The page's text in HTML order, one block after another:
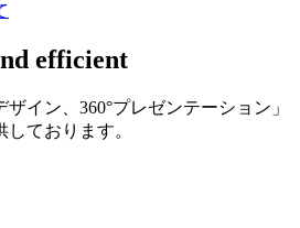
efficient
イン、360°プレゼンテーション」
ております。